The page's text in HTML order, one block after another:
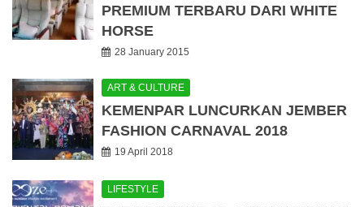
PREMIUM TERBARU DARI WHITE
HORSE
28 January 2015
ART & CULTURE
KEMENPAR LUNCURKAN JEMBER
FASHION CARNAVAL 2018
19 April 2018
LIFESTYLE